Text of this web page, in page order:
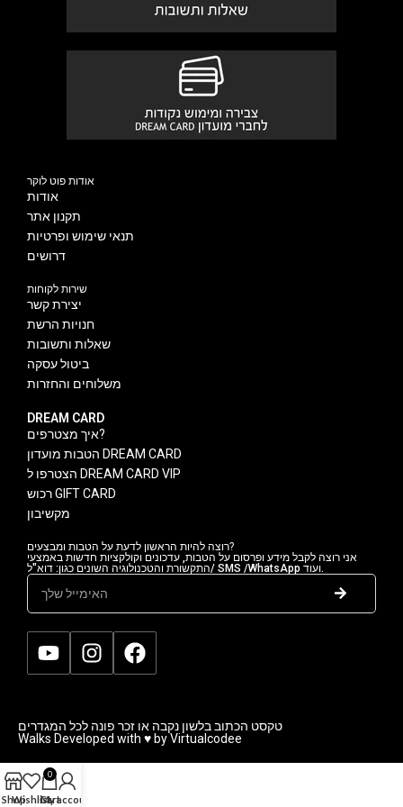
אודות פוט לוקר
אודות
תקנון אתר
תנאי שימוש ופרטיות
דרושים
שירות לקוחות
יצירת קשר
חנויות הרשת
שאלות ותשובות
ביטול עסקה
משלוחים והחזרות
DREAM CARD
איך מצטרפים?
הטבות מועדון DREAM CARD
הצטרפו ל DREAM CARD VIP
רכוש GIFT CARD
מקשיבון
רוצה להיות הראשון לדעת על הטבות ומבצעים?
אני רוצה לקבל מידע ופרסום על הטבות, עדכונים וקולקציות חדשות באמצעי
התקשורת והטכנולוגיה השונים כגון: דוא"ל/ SMS /WhatsApp ועוד.
טקסט הכתוב בלשון נקבה או זכר פונה לכל המגדרים
Walks Developed with ♥ by Virtualcodee
ShopWishlist
0
Cart
My account